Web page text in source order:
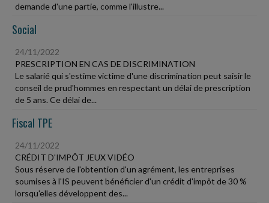
demande d'une partie, comme l'illustre...
Social
24/11/2022
PRESCRIPTION EN CAS DE DISCRIMINATION
Le salarié qui s'estime victime d'une discrimination peut saisir le
conseil de prud'hommes en respectant un délai de prescription
de 5 ans. Ce délai de...
Fiscal TPE
24/11/2022
CRÉDIT D'IMPÔT JEUX VIDÉO
Sous réserve de l'obtention d'un agrément, les entreprises
soumises à l'IS peuvent bénéficier d'un crédit d'impôt de 30 %
lorsqu'elles développent des...